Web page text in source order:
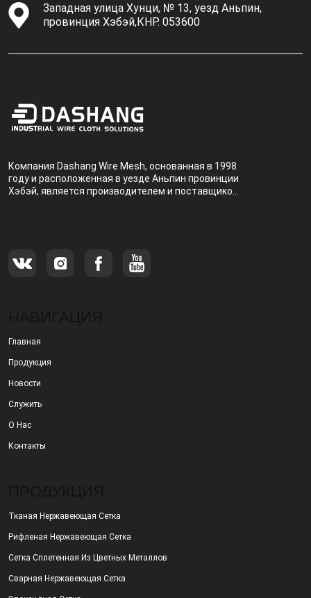
Западная улица Хунци, № 13, уезд Аньпин,
провинция Хэбэй,КНР. 053600
Компания Dashang Wire Mesh, основанная в 1998
году и расположенная в уезде Аньпин провинции
Хэбэй, является производителем и поставщиком,
Главная
Продукция
Новости
Служить
О Нас
Контакты
Тканая Нержавеющая Сетка
Рифленая Нержавеющая Сетка
Сетка Сплетенная Из Цветных Металлов
Сварная Нержавеющая Сетка